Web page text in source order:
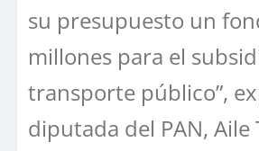
su presupuesto un
millones para el
transporte público”,
diputada del PAN, Aile